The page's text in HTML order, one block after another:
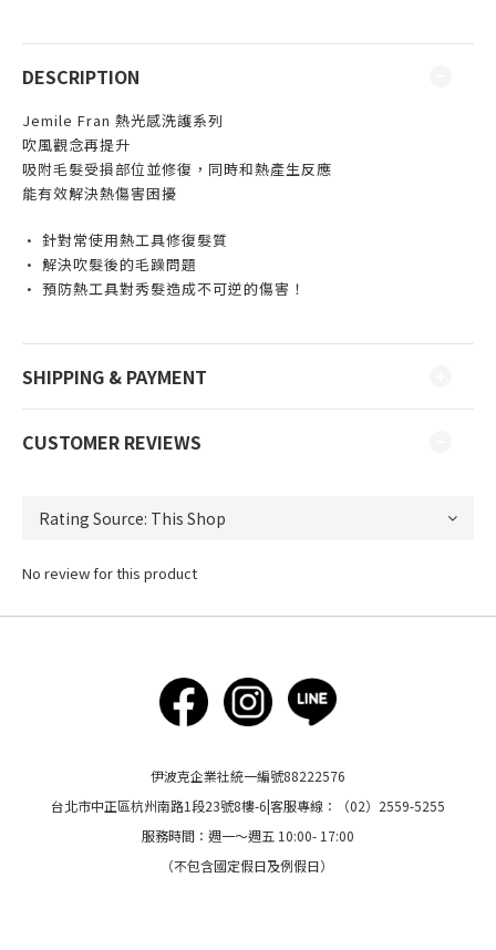
DESCRIPTION
Jemile Fran 熱光感洗護系列
吹風觀念再提升
吸附毛髮受損部位並修復，同時和熱產生反應
能有效解決熱傷害困擾
• 針對常使用熱工具修復髮質
• 解決吹髮後的毛躁問題
• 預防熱工具對秀髮造成不可逆的傷害！
SHIPPING & PAYMENT
CUSTOMER REVIEWS
No review for this product
伊波克企業社統一編號88222576
台北市中正區杭州南路1段23號8樓-6|客服專線：（02）2559-5255
服務時間：週一～週五 10:00- 17:00
（不包含國定假日及例假日）